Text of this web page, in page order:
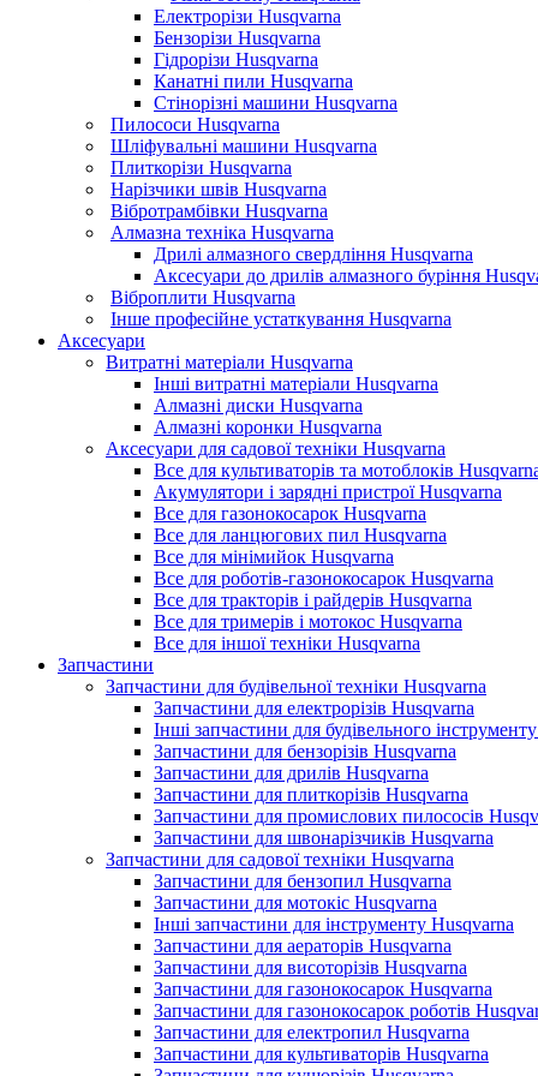
Електрорізи Husqvarna
Бензорізи Husqvarna
Гідрорізи Husqvarna
Канатні пили Husqvarna
Стінорізні машини Husqvarna
Пилососи Husqvarna
Шліфувальні машини Husqvarna
Плиткорізи Husqvarna
Нарізчики швів Husqvarna
Вібротрамбівки Husqvarna
Алмазна техніка Husqvarna
Дрилі алмазного свердління Husqvarna
Аксесуари до дрилів алмазного буріння
Віброплити Husqvarna
Інше професійне устаткування Husqvarna
Аксесуари
Витратні матеріали Husqvarna
Інші витратні матеріали Husqvarna
Алмазні диски Husqvarna
Алмазні коронки Husqvarna
Аксесуари для садової техніки Husqvarna
Все для культиваторів та мотоблоків
Акумулятори і зарядні пристрої Husqvarna
Все для газонокосарок Husqvarna
Все для ланцюгових пил Husqvarna
Все для мінімийок Husqvarna
Все для роботів-газонокосарок Husqvarna
Все для тракторів і райдерів Husqvarna
Все для тримерів і мотокос Husqvarna
Все для іншої техніки Husqvarna
Запчастини
Запчастини для будівельної техніки Husqvarna
Запчастини для електрорізів Husqvarna
Інші запчастини для будівельного
Запчастини для бензорізів Husqvarna
Запчастини для дрилів Husqvarna
Запчастини для плиткорізів Husqvarna
Запчастини для промислових пилососів
Запчастини для швонарізчиків Husqvarna
Запчастини для садової техніки Husqvarna
Запчастини для бензопил Husqvarna
Запчастини для мотокіс Husqvarna
Інші запчастини для інструменту Husqvarna
Запчастини для аераторів Husqvarna
Запчастини для висоторізів Husqvarna
Запчастини для газонокосарок Husqvarna
Запчастини для газонокосарок роботів
Запчастини для електропил Husqvarna
Запчастини для культиваторів Husqvarna